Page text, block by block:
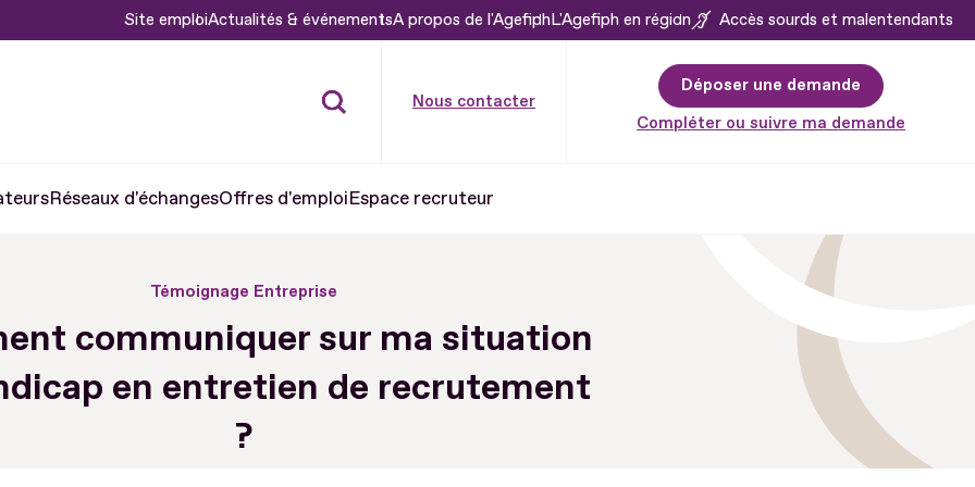
Site emploiActualités & événementsA propos de l'AgefiphL'Agefiph en région Accès sourds et malentendants
Nous contacter
Déposer une demande
Compléter ou suivre ma demande
Réseaux d'échangesOffres d'emploiEspace recruteur
Témoignage Entreprise
communiquer sur ma situation
en entretien de recrutement
?